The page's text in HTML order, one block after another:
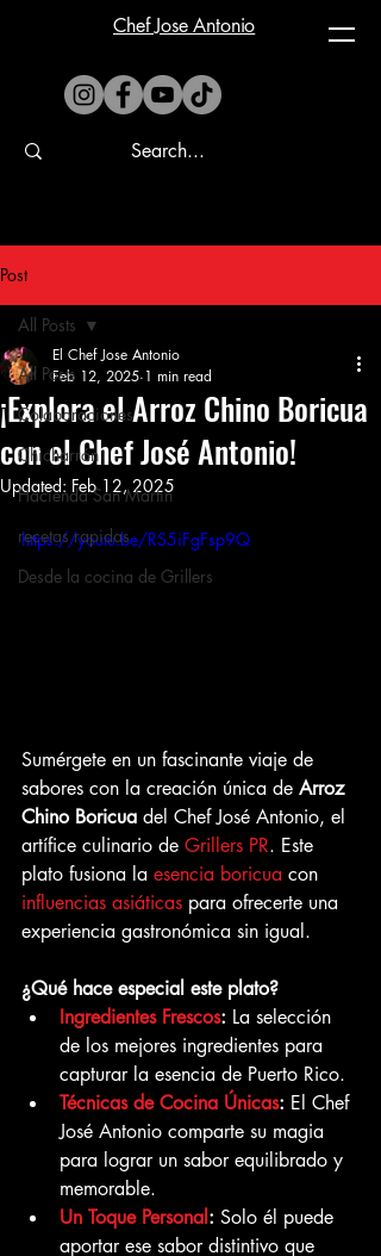
Chef Jose Antonio
Post
All Posts
Colaboraciones
Chicharrón
Hacienda San Martin
recetas rapidas
Desde la cocina de Grillers
All Posts
¡Explora el Arroz Chino Boricua
con el Chef José Antonio!
El Chef Jose Antonio
Feb 12, 2025 1 min read
Updated: Feb 12, 2025
https://youtu.be/RS5iFgFsp9Q
Sumérgete en un fascinante viaje de
sabores con la creación única de Arroz
Chino Boricua del Chef José Antonio, el
artífice culinario de Grillers PR. Este
plato fusiona la esencia boricua con
influencias asiáticas para ofrecerte una
experiencia gastronómica sin igual.
¿Qué hace especial este plato?
Ingredientes Frescos: La selección
de los mejores ingredientes para
capturar la esencia de Puerto Rico.
Técnicas de Cocina Únicas: El Chef
José Antonio comparte su magia
para lograr un sabor equilibrado y
memorable.
Un Toque Personal: Solo él puede
aportar ese sabor distintivo que